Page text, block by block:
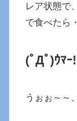
レア状態で
で食べたら
(ﾟДﾟ)ｳﾏｰ!
うぉぉ～～